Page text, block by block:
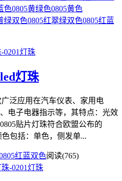
色0805黄绿色0805黄色
绿双色0805红翠绿双色0805红蓝
灯珠
泛应用在汽车仪表、家用电
电子电器指示等，其特点：光效
贴片灯珠符合欧盟公布的
包括：单色，侧发单...
红蓝双色阅读(765)